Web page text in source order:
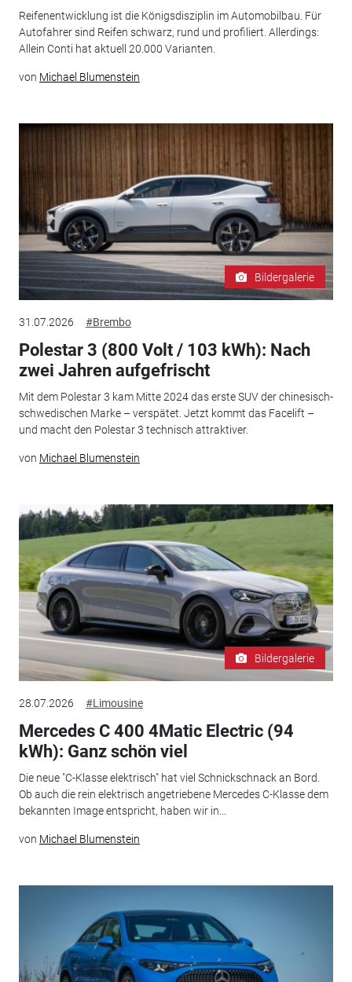
Reifenentwicklung ist die Königsdisziplin im Automobilbau. Für
Autofahrer sind Reifen schwarz, rund und profiliert. Allerdings:
Allein Conti hat aktuell 20.000 Varianten.
von Michael Blumenstein
Bildergalerie
31.07.2026 #Brembo
Polestar 3 (800 Volt / 103 kWh): Nach
zwei Jahren aufgefrischt
Mit dem Polestar 3 kam Mitte 2024 das erste SUV der chinesisch-
schwedischen Marke – verspätet. Jetzt kommt das Facelift –
und macht den Polestar 3 technisch attraktiver.
von Michael Blumenstein
Bildergalerie
28.07.2026 #Limousine
Mercedes C 400 4Matic Electric (94
kWh): Ganz schön viel
Die neue "C-Klasse elektrisch" hat viel Schnickschnack an Bord.
Ob auch die rein elektrisch angetriebene Mercedes C-Klasse dem
bekannten Image entspricht, haben wir in...
von Michael Blumenstein